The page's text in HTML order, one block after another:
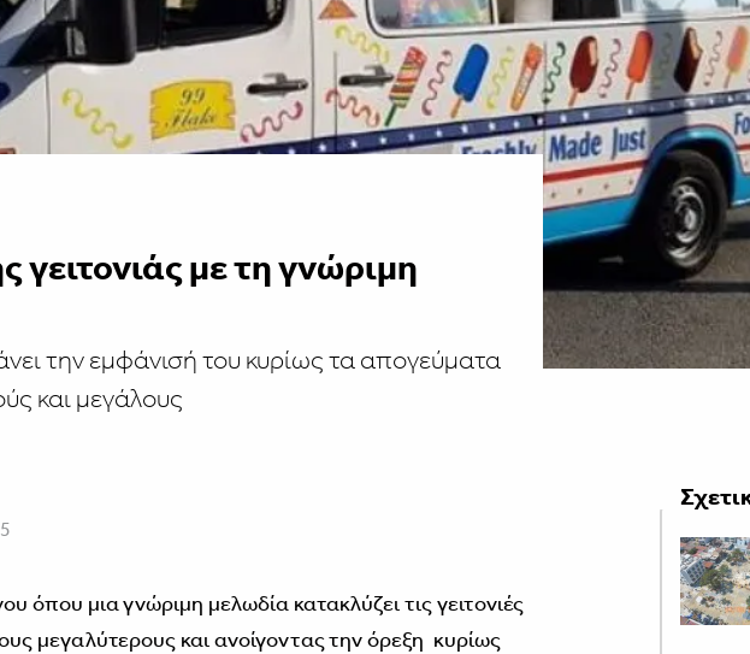
με τη γνώριμη
την εμφάνισή του κυρίως τα απογεύματα
και μεγάλους
όπου μια γνώριμη μελωδία κατακλύζει τις γειτονιές
μεγαλύτερους και ανοίγοντας την όρεξη κυρίως